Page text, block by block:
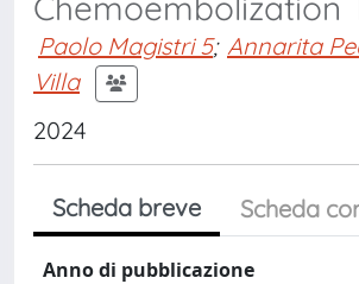
Paolo Magistri 5; Annarita
Villa
2024
Scheda breve Scheda
Anno di pubblicazione